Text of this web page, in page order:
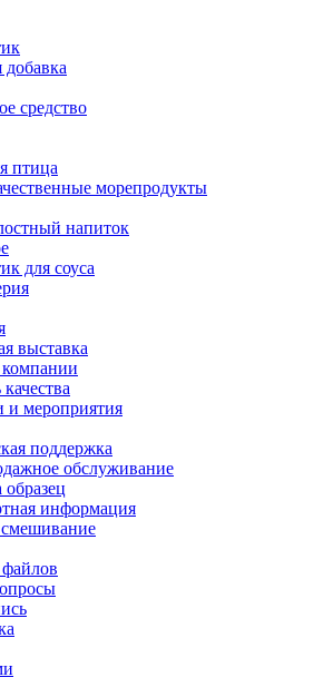
добавка
средство
птица
морепродукты
напиток
для соуса
выставка
и мероприятия
поддержка
обслуживание
образец
информация
смешивание
файлов